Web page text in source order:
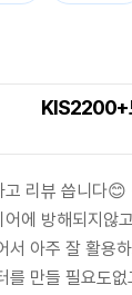
KIS2200+
고 리뷰 씁니다😊
에 방해되지않
서 아주 잘 활용
를 만들 필요도없